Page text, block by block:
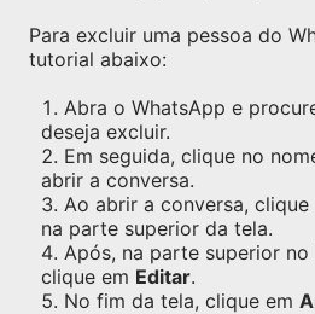
Para excluir uma pessoa do
tutorial abaixo:
Abra o WhatsApp e
deseja excluir.
Em seguida, clique no
abrir a conversa.
Ao abrir a conversa,
na parte superior da tela.
Após, na parte superior
clique em Editar.
No fim da tela, clique em